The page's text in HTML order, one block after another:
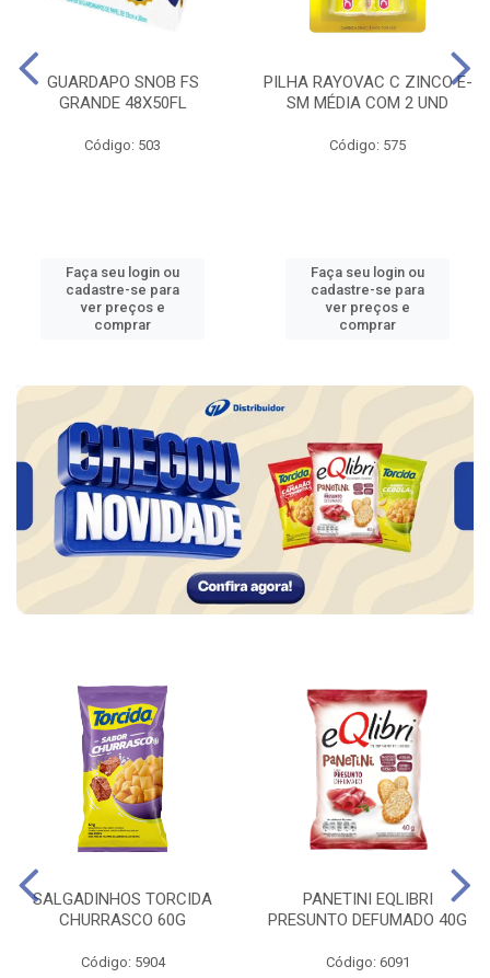
GUARDAPO SNOB FS
GRANDE 48X50FL
Código: 503
Faça seu login ou
cadastre-se para
ver preços e
comprar
PILHA RAYOVAC C ZINCO E-
SM MÉDIA COM 2 UND
Código: 575
Faça seu login ou
cadastre-se para
ver preços e
comprar
SALGADINHOS TORCIDA
CHURRASCO 60G
Código: 5904
PANETINI EQLIBRI
PRESUNTO DEFUMADO 40G
Código: 6091